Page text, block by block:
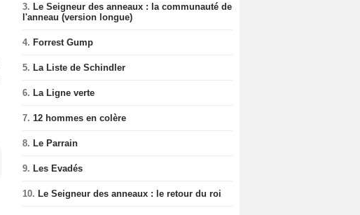
3. Le Seigneur des anneaux : la communauté de
l'anneau (version longue)
4. Forrest Gump
5. La Liste de Schindler
6. La Ligne verte
7. 12 hommes en colère
8. Le Parrain
9. Les Evadés
10. Le Seigneur des anneaux : le retour du roi